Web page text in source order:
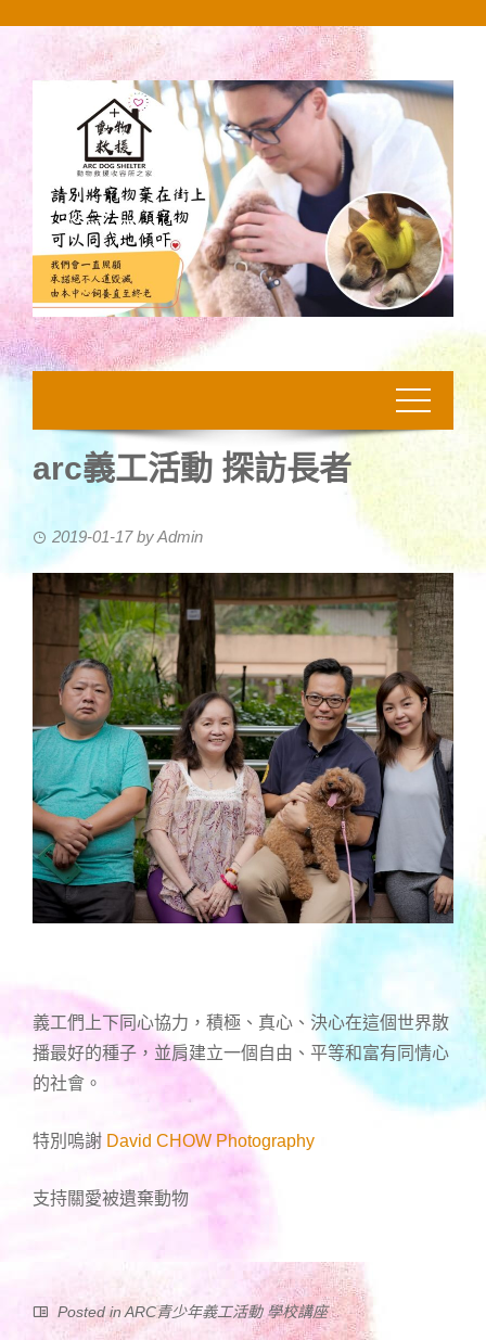
arc義工活動 探訪長者
2019-01-17byAdmin
義工們上下同心協力，積極、真心、決心在這個世界散
播最好的種子，並肩建立一個自由、平等和富有同情心
的社會。
特別嗚謝 David CHOW Photography
支持關愛被遺棄動物
Posted inARC青少年義工活動 學校講座